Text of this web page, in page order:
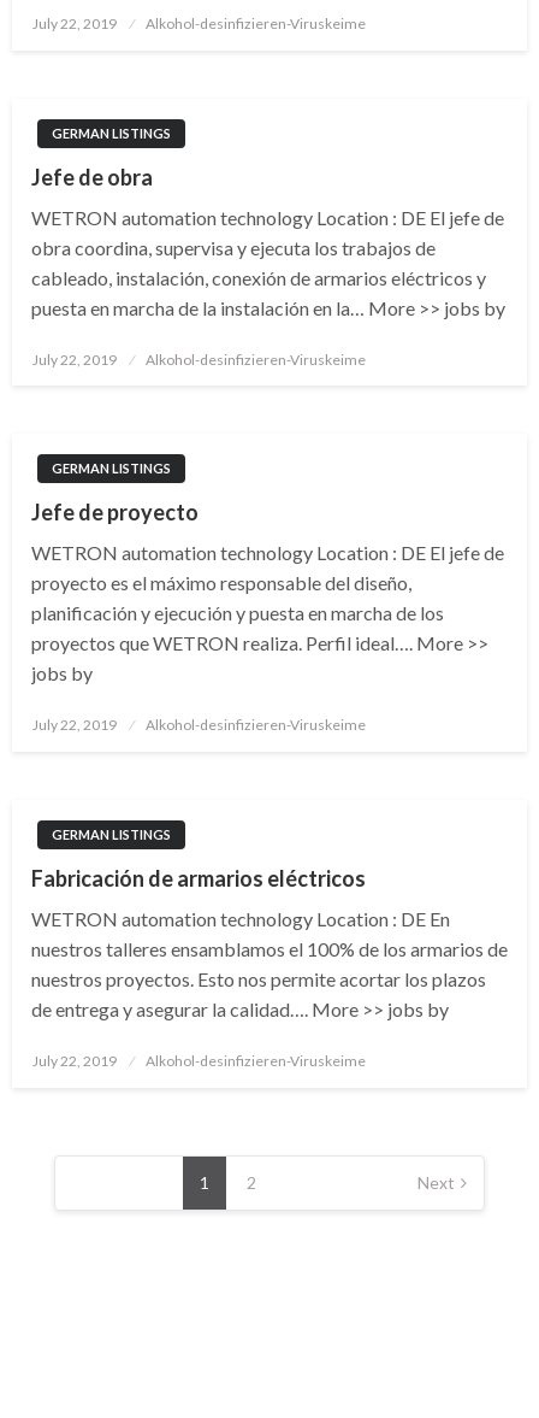
Posted
July 22, 2019 Alkohol-desinfizieren-Viruskeime
GERMAN LISTINGS
Jefe de obra
WETRON automation technology Location : DE El jefe de
obra coordina, supervisa y ejecuta los trabajos de
cableado, instalación, conexión de armarios eléctricos y
puesta en marcha de la instalación en la… More >> jobs by
Posted
July 22, 2019 Alkohol-desinfizieren-Viruskeime
GERMAN LISTINGS
Jefe de proyecto
WETRON automation technology Location : DE El jefe de
proyecto es el máximo responsable del diseño,
planificación y ejecución y puesta en marcha de los
proyectos que WETRON realiza. Perfil ideal…. More >>
jobs by
Posted
July 22, 2019 Alkohol-desinfizieren-Viruskeime
GERMAN LISTINGS
Fabricación de armarios eléctricos
WETRON automation technology Location : DE En
nuestros talleres ensamblamos el 100% de los armarios de
nuestros proyectos. Esto nos permite acortar los plazos
de entrega y asegurar la calidad…. More >> jobs by
Posted
July 22, 2019 Alkohol-desinfizieren-Viruskeime
Posts
1 2 Next